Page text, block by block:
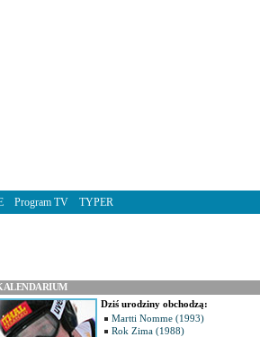
Dziś urodziny obchodzą:
Martti Nomme (1993)
Rok Zima (1988)
Program TV TYPER